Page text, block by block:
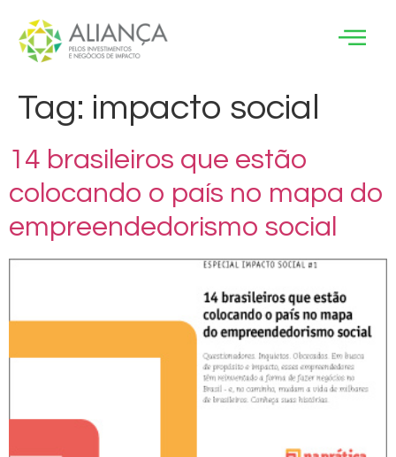
Tag: impacto social
14 brasileiros que estão
colocando o país no mapa do
empreendedorismo social